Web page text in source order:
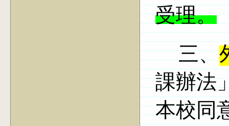
受理。
三、
課辦法
本校同